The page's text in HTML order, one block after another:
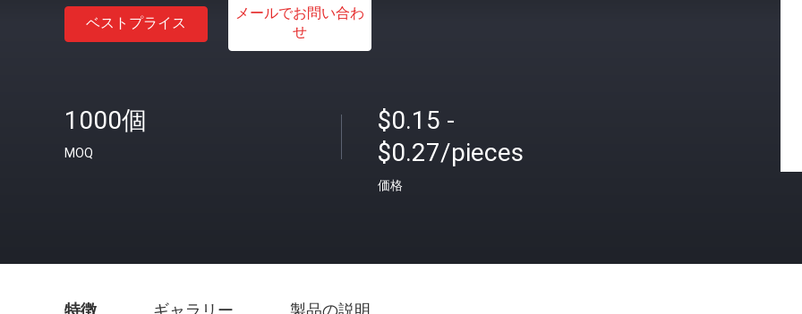
ベストプライス
メールでお問い合わ
せ
1000個
MOQ
$0.15 -
$0.27/pieces
価格
特徴 ギャラリー 製品の説明